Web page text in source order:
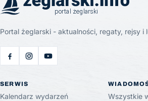
Portal żeglarski - aktualności, regaty, rejsy i
SERWIS
Kalendarz wydarzeń
Wszystkie